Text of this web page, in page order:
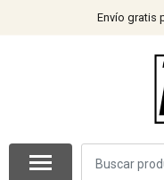
Envío gratis